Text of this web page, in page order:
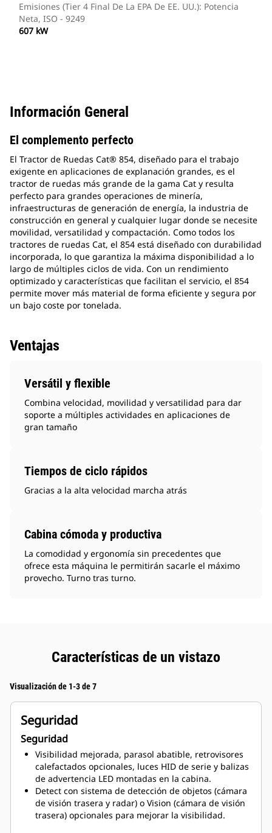
Emisiones (Tier 4 Final De La EPA De EE. UU.): Potencia
Neta, ISO - 9249
607 kW
Información General
El complemento perfecto
El Tractor de Ruedas Cat® 854, diseñado para el trabajo
exigente en aplicaciones de explanación grandes, es el
tractor de ruedas más grande de la gama Cat y resulta
perfecto para grandes operaciones de minería,
infraestructuras de generación de energía, la industria de
construcción en general y cualquier lugar donde se necesite
movilidad, versatilidad y compactación. Como todos los
tractores de ruedas Cat, el 854 está diseñado con durabilidad
incorporada, lo que garantiza la máxima disponibilidad a lo
largo de múltiples ciclos de vida. Con un rendimiento
optimizado y características que facilitan el servicio, el 854
permite mover más material de forma eficiente y segura por
un bajo coste por tonelada.
Ventajas
Versátil y flexible
Combina velocidad, movilidad y versatilidad para dar
soporte a múltiples actividades en aplicaciones de
gran tamaño
Tiempos de ciclo rápidos
Gracias a la alta velocidad marcha atrás
Cabina cómoda y productiva
La comodidad y ergonomía sin precedentes que
ofrece esta máquina le permitirán sacarle el máximo
provecho. Turno tras turno.
Características de un vistazo
Visualización de 1-3 de 7
Seguridad
Seguridad
Visibilidad mejorada, parasol abatible, retrovisores
calefactados opcionales, luces HID de serie y balizas
de advertencia LED montadas en la cabina.
Detect con sistema de detección de objetos (cámara
de visión trasera y radar) o Vision (cámara de visión
trasera) opcionales para mejorar la visibilidad.